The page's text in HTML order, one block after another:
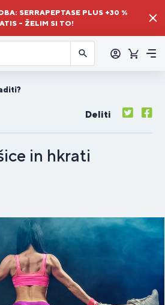
SERRAPEPTASE PLUS +30 %
– ŽELIM SI TO!
Deliti
in hkrati